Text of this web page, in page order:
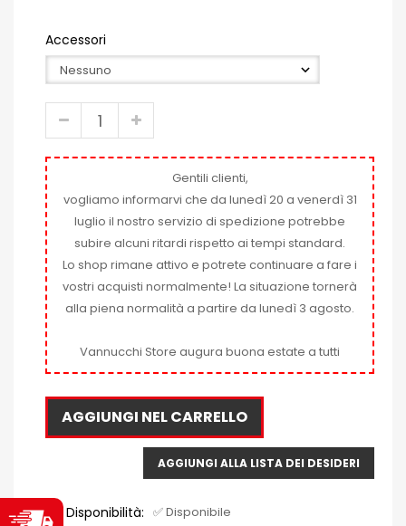
Accessori
Gentili clienti,
vogliamo informarvi che da lunedì 20 a venerdì 31
luglio il nostro servizio di spedizione potrebbe
subire alcuni ritardi rispetto ai tempi standard.
Lo shop rimane attivo e potrete continuare a fare i
vostri acquisti normalmente! La situazione tornerà
alla piena normalità a partire da lunedì 3 agosto.
Vannucchi Store augura buona estate a tutti
AGGIUNGI NEL CARRELLO
AGGIUNGI ALLA LISTA DEI DESIDERI
Disponibilità: ✅ Disponibile